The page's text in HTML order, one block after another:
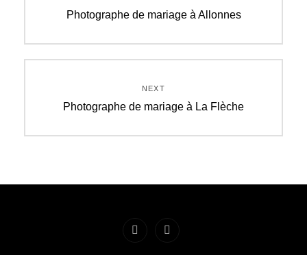
l’article
Previous
Photographe de mariage à Allonnes
NEXT
Next
Photographe de mariage à La Flèche